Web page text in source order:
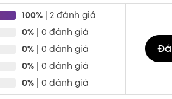
100% | 2 đánh giá
0% | 0 đánh giá
0% | 0 đánh giá
0% | 0 đánh giá
0% | 0 đánh giá